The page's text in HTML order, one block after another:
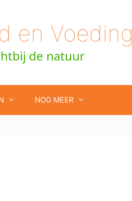
en Voeding
de natuur
NOG MEER